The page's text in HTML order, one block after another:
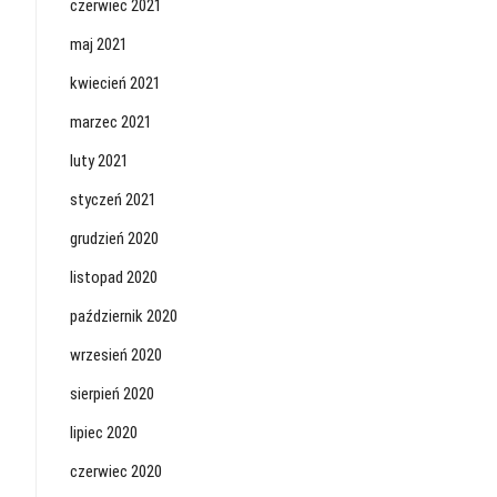
czerwiec 2021
maj 2021
kwiecień 2021
marzec 2021
luty 2021
styczeń 2021
grudzień 2020
listopad 2020
październik 2020
wrzesień 2020
sierpień 2020
lipiec 2020
czerwiec 2020